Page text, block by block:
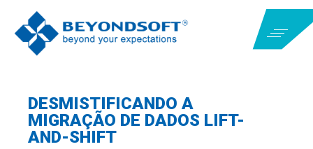
DESMISTIFICANDO A
MIGRAÇÃO DE DADOS LIFT-
AND-SHIFT